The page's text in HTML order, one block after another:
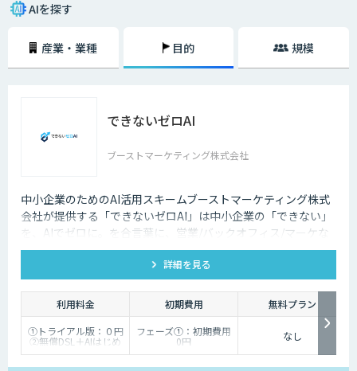
AIを探す
産業・業種 目的 規模
できないゼロAI
ブーストマーケティング株式会社
中小企業のためのAI活用スキームブーストマーケティング株式
会社が提供する「できないゼロAI」は中小企業の「できない」
を、AIでゼロに。を合言葉に、営業/バックオフィス/マーケな
ど、企業の業務をAIエージェントで自動化。「AIを作る」ので
はなく「業務が止まらない状態」を提供し、企業の生産性を根
本から変えます。
詳細を見る
利用料金 初期費用
無料プラン
①トライアル版：０円
②無償DSL＋AIはじめ
るサポート：50,000円
フェーズ①：初期費用
0円
フェーズ②：初期費用
なし